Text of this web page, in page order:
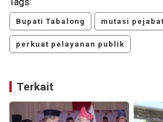
Bupati Tabalong mutasi pejabat
perkuat pelayanan publik
Terkait